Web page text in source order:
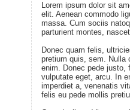
Lorem ipsum dolor sit
elit. Aenean commodo
massa. Cum sociis
parturient montes,
Donec quam felis,
pretium quis, sem. Nulla
enim. Donec pede justo,
vulputate eget, arcu. In
imperdiet a, venenatis
felis eu pede mollis